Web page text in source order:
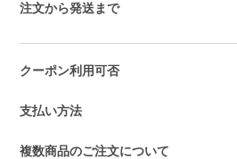
注文から発送まで
クーポン利用可否
支払い方法
複数商品のご注文について